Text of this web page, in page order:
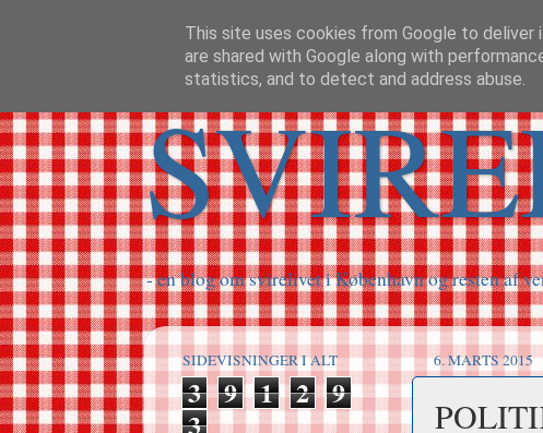
- en blog om svirelivet i København og resten af
6. MARTS 2015
SIDEVISNINGER I ALT
3 9 1 2 9
3
This site uses cookies from Google to deliver
are shared with Google along with
statistics, and to detect and address abuse.